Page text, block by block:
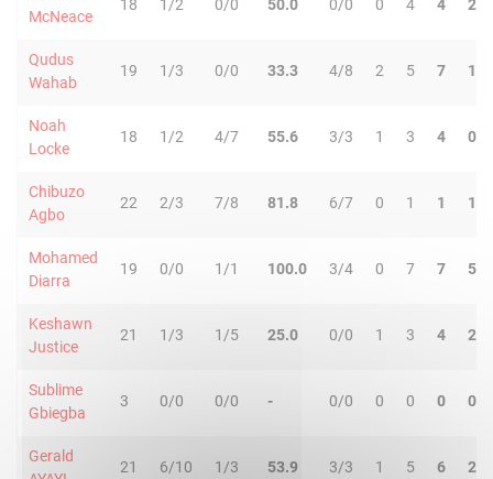
McNeace
18 1/2 0/0 50.0 0/0 0 4 4 2
Qudus
Wahab
19 1/3 0/0 33.3 4/8 2 5 7 1
Noah
Locke
18 1/2 4/7 55.6 3/3 1 3 4 0
Chibuzo
Agbo
22 2/3 7/8 81.8 6/7 0 1 1 1
Mohamed
Diarra
19 0/0 1/1 100.0 3/4 0 7 7 5
Keshawn
Justice
21 1/3 1/5 25.0 0/0 1 3 4 2
Sublime
Gbiegba
3 0/0 0/0 - 0/0 0 0 0 0
Gerald
21 6/10 1/3 53.9 3/3 1 5 6 2